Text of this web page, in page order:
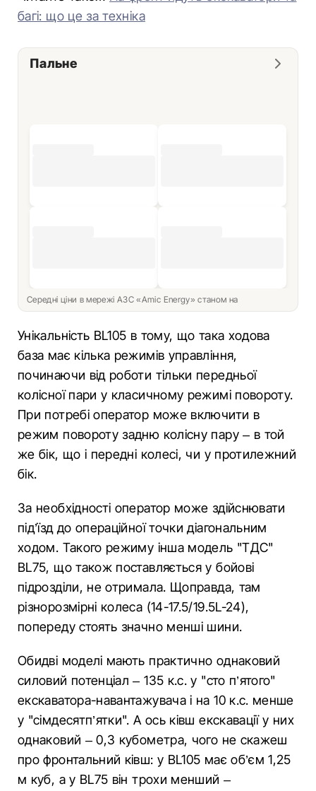
багі: що це за техніка
Пальне
Середні ціни в мережі АЗС «Amic Energy» станом на
Унікальність BL105 в тому, що така ходова
база має кілька режимів управління,
починаючи від роботи тільки передньої
колісної пари у класичному режимі повороту.
При потребі оператор може включити в
режим повороту задню колісну пару – в той
же бік, що і передні колесі, чи у протилежний
бік.
За необхідності оператор може здійснювати
під’їзд до операційної точки діагональним
ходом. Такого режиму інша модель "ТДС"
BL75, що також поставляється у бойові
підрозділи, не отримала. Щоправда, там
різнорозмірні колеса (14-17.5/19.5L-24),
попереду стоять значно менші шини.
Обидві моделі мають практично однаковий
силовий потенціал – 135 к.с. у "сто п’ятого"
екскаватора-навантажувача і на 10 к.с. менше
у "сімдесятп’ятки". А ось ківш екскавації у них
однаковий – 0,3 кубометра, чого не скажеш
про фронтальний ківш: у BL105 має об’єм 1,25
м куб, а у BL75 він трохи менший –